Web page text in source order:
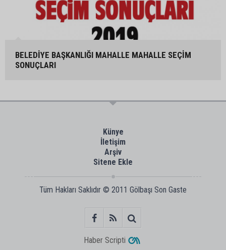
BELEDİYE BAŞKANLIĞI MAHALLE MAHALLE SEÇİM
SONUÇLARI
Künye
İletişim
Arşiv
Sitene Ekle
Tüm Hakları Saklıdır © 2011 Gölbaşı Son Gaste
Haber Scripti